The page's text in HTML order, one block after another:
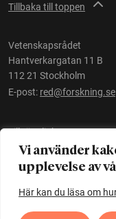
Vi använder
upplevelse av
Här kan du läsa om
Tillbaka till toppen
Vetenskapsrådet
Hantverkargatan 11 B
112 21 Stockholm
E-post: red@forskning.se
Tillgänglighet
Ett initiativ av